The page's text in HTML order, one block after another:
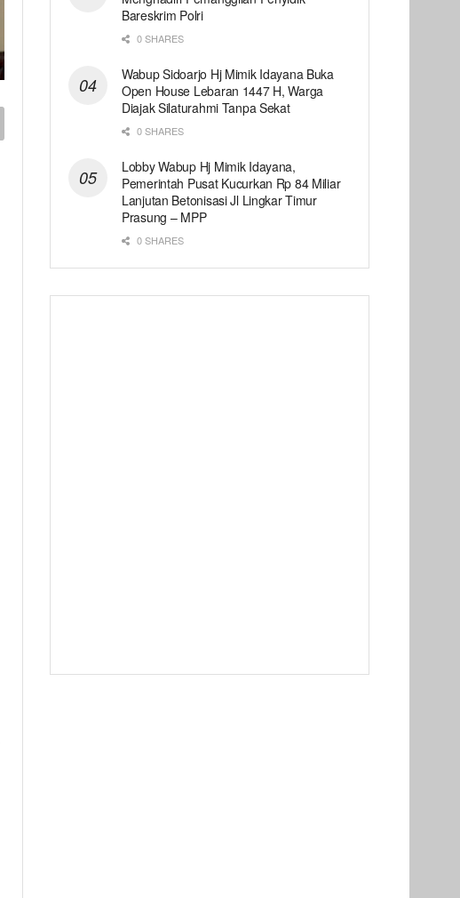
Bareskrim Polri
0 SHARES
Wabup Sidoarjo Hj Mimik Idayana Buka
Open House Lebaran 1447 H, Warga
Diajak Silaturahmi Tanpa Sekat
0 SHARES
Lobby Wabup Hj Mimik Idayana,
Pemerintah Pusat Kucurkan Rp 84 Miliar
Lanjutan Betonisasi Jl Lingkar Timur
Prasung – MPP
0 SHARES